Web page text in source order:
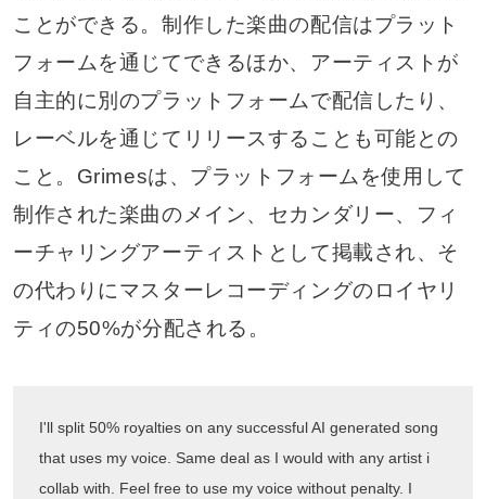
ことができる。制作した楽曲の配信はプラット
フォームを通じてできるほか、アーティストが
自主的に別のプラットフォームで配信したり、
レーベルを通じてリリースすることも可能との
こと。Grimesは、プラットフォームを使用して
制作された楽曲のメイン、セカンダリー、フィ
ーチャリングアーティストとして掲載され、そ
の代わりにマスターレコーディングのロイヤリ
ティの50%が分配される。
I'll split 50% royalties on any successful AI generated song
that uses my voice. Same deal as I would with any artist i
collab with. Feel free to use my voice without penalty. I